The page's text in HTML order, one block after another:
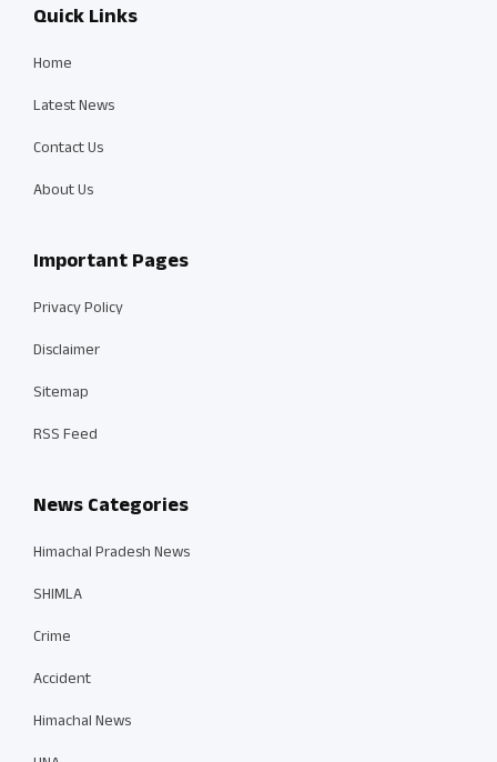
Quick Links
Home
Latest News
Contact Us
About Us
Important Pages
Privacy Policy
Disclaimer
Sitemap
RSS Feed
News Categories
Himachal Pradesh News
SHIMLA
Crime
Accident
Himachal News